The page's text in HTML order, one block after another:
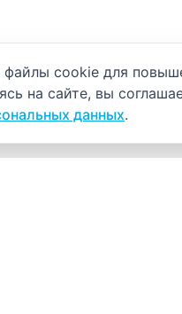
использовании cookie
cookie для
на сайте, вы
данных.